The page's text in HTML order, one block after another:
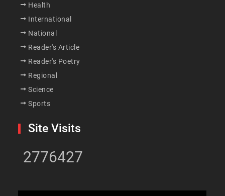
Health
International
National
Reader's Article
Reader's Poetry
Regional
Science
Sports
Site Visits
2776427